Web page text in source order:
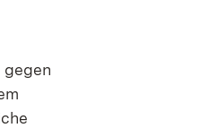
gegen